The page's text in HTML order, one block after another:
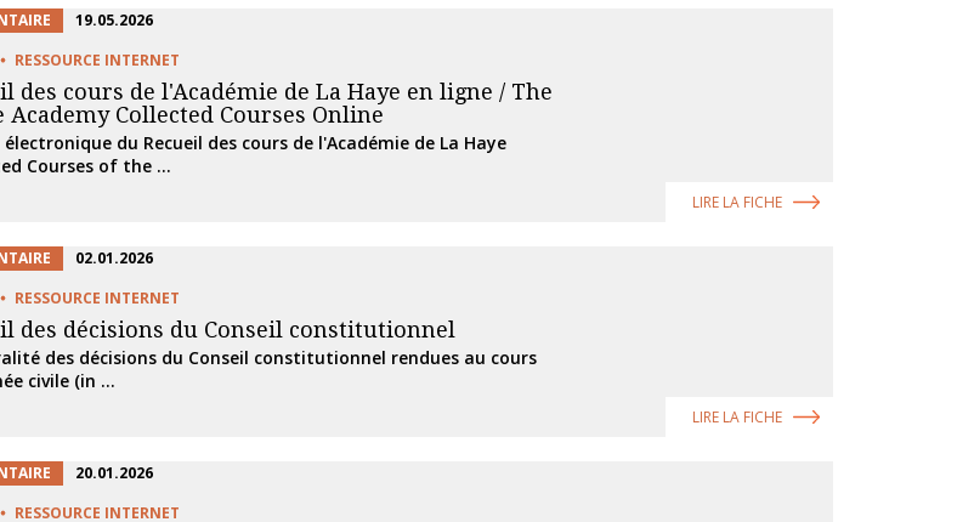
19.05.2026
RESSOURCE INTERNET
des cours de l'Académie de La Haye en ligne / The
Academy Collected Courses Online
du Recueil des cours de l'Académie de La Haye
Courses of the ...
LIRE LA FICHE
02.01.2026
RESSOURCE INTERNET
des décisions du Conseil constitutionnel
des décisions du Conseil constitutionnel rendues au cours
civile (in ...
LIRE LA FICHE
20.01.2026
RESSOURCE INTERNET